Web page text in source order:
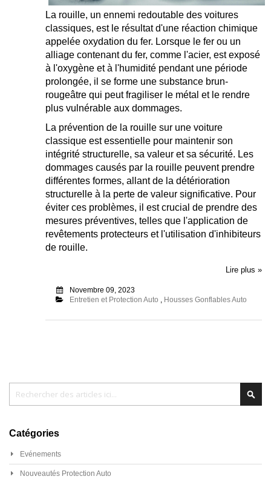
La rouille, un ennemi redoutable des voitures
classiques, est le résultat d'une réaction chimique
appelée oxydation du fer. Lorsque le fer ou un
alliage contenant du fer, comme l'acier, est exposé
à l'oxygène et à l'humidité pendant une période
prolongée, il se forme une substance brun-
rougeâtre qui peut fragiliser le métal et le rendre
plus vulnérable aux dommages.
La prévention de la rouille sur une voiture
classique est essentielle pour maintenir son
intégrité structurelle, sa valeur et sa sécurité. Les
dommages causés par la rouille peuvent prendre
différentes formes, allant de la détérioration
structurelle à la perte de valeur significative. Pour
éviter ces problèmes, il est crucial de prendre des
mesures préventives, telles que l'application de
revêtements protecteurs et l'utilisation d'inhibiteurs
de rouille.
Lire plus »
Novembre 09, 2023
Entretien et Protection Auto , Housses Gonflables Auto
Catégories
Evénements
Nouveautés Protection Auto